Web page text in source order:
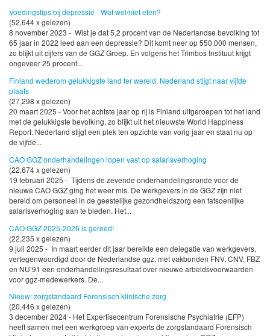
Voedingstips bij depressie - Wat wel/niet eten?
(52,644 x gelezen)
8 november 2023 - Wist je dat 5,2 procent van de Nederlandse bevolking tot
65 jaar in 2022 leed aan een depressie? Dit komt neer op 550.000 mensen,
zo blijkt uit cijfers van de GGZ Groep. En volgens het Trimbos Instituut krijgt
ongeveer 25 procent...
Finland wederom gelukkigste land ter wereld, Nederland stijgt naar vijfde
plaats
(27,298 x gelezen)
20 maart 2025 - Voor het achtste jaar op rij is Finland uitgeroepen tot het land
met de gelukkigste bevolking, zo blijkt uit het nieuwste World Happiness
Report. Nederland stijgt een plek ten opzichte van vorig jaar en staat nu op
de vijfde...
CAO GGZ onderhandelingen lopen vast op salarisverhoging
(22,674 x gelezen)
19 februari 2025 - Tijdens de zevende onderhandelingsronde voor de
nieuwe CAO GGZ ging het weer mis. De werkgevers in de GGZ zijn niet
bereid om personeel in de geestelijke gezondheidszorg een fatsoenlijke
salarisverhoging aan te bieden. Het...
CAO GGZ 2025-2026 is gereed!
(22,235 x gelezen)
9 juli 2025 - In maart eerder dit jaar bereikte een delegatie van werkgevers,
vertegenwoordigd door de Nederlandse ggz, met vakbonden FNV, CNV, FBZ
en NU’91 een onderhandelingsresultaat over nieuwe arbeidsvoorwaarden
voor ggz-medewerkers. De...
Nieuw: zorgstandaard Forensisch klinische zorg
(20,446 x gelezen)
3 december 2024 - Het Expertisecentrum Forensische Psychiatrie (EFP)
heeft samen met een werkgroep van experts de zorgstandaard Forensisch